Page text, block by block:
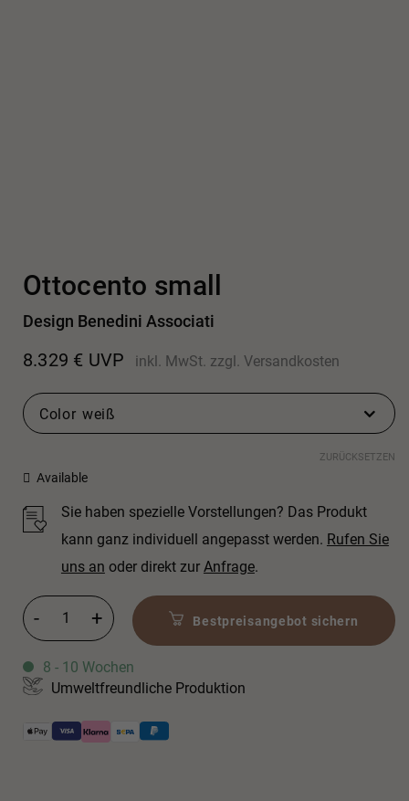
Ottocento small
Design Benedini Associati
8.329 € UVP inkl. MwSt. zzgl.Versandkosten
Color weiß
ZURÜCKSETZEN
Available
Sie haben spezielle Vorstellungen? Das Produkt
kann ganz individuell angepasst werden. Rufen Sie
uns an oder direkt zur Anfrage.
Ottocento small MengeBestpreisangebot sichern
8 - 10 Wochen
Umweltfreundliche Produktion